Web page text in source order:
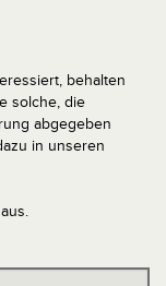
behalten
solche, die
abgegeben
in unseren